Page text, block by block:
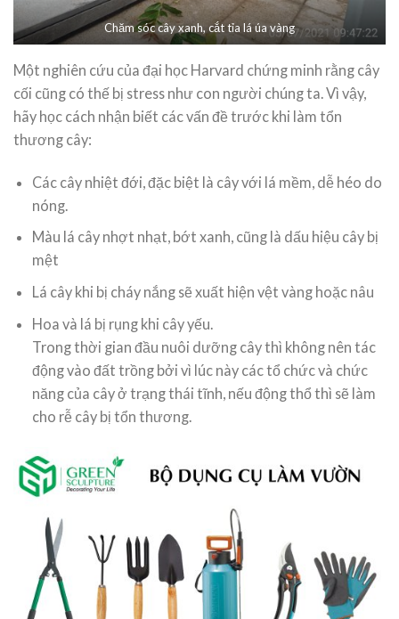
Chăm sóc cây xanh, cắt tỉa lá úa vàng
Một nghiên cứu của đại học Harvard chứng minh rằng cây
cối cũng có thế bị stress như con người chúng ta. Vì vậy,
hãy học cách nhận biết các vấn đề trước khi làm tổn
thương cây:
Các cây nhiệt đới, đặc biệt là cây với lá mềm, dễ héo do
nóng.
Màu lá cây nhợt nhạt, bớt xanh, cũng là dấu hiệu cây bị
mệt
Lá cây khi bị cháy nắng sẽ xuất hiện vệt vàng hoặc nâu
Hoa và lá bị rụng khi cây yếu.
Trong thời gian đầu nuôi dưỡng cây thì không nên tác
động vào đất trồng bởi vì lúc này các tổ chức và chức
năng của cây ở trạng thái tĩnh, nếu động thổ thì sẽ làm
cho rễ cây bị tổn thương.